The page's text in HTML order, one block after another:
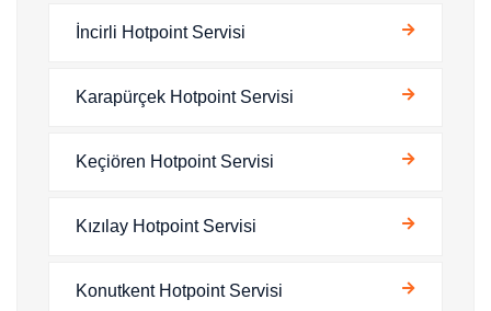
İncirli Hotpoint Servisi
Karapürçek Hotpoint Servisi
Keçiören Hotpoint Servisi
Kızılay Hotpoint Servisi
Konutkent Hotpoint Servisi